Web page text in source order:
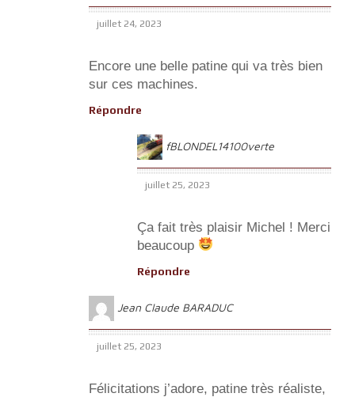
juillet 24, 2023
Encore une belle patine qui va très bien
sur ces machines.
Répondre
fBLONDEL14100verte
juillet 25, 2023
Ça fait très plaisir Michel ! Merci
beaucoup
Répondre
Jean Claude BARADUC
juillet 25, 2023
Félicitations j’adore, patine très réaliste,